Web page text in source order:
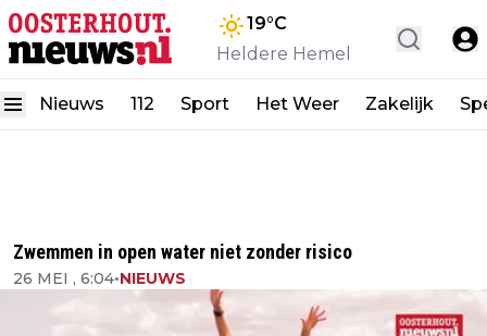
19°C
Heldere Hemel
Nieuws 112 Sport Het Weer Zakelijk
Zwemmen in open water niet zonder risico
26 MEI , 6:04•NIEUWS